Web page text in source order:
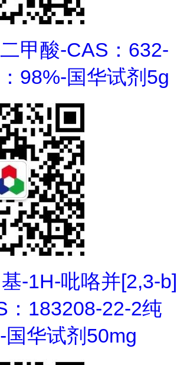
甲酸-CAS：632-
98%-国华试剂5g
-1H-吡咯并[2,3-b]
：183208-22-2纯
国华试剂50mg